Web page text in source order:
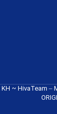
~ HivaTeam –